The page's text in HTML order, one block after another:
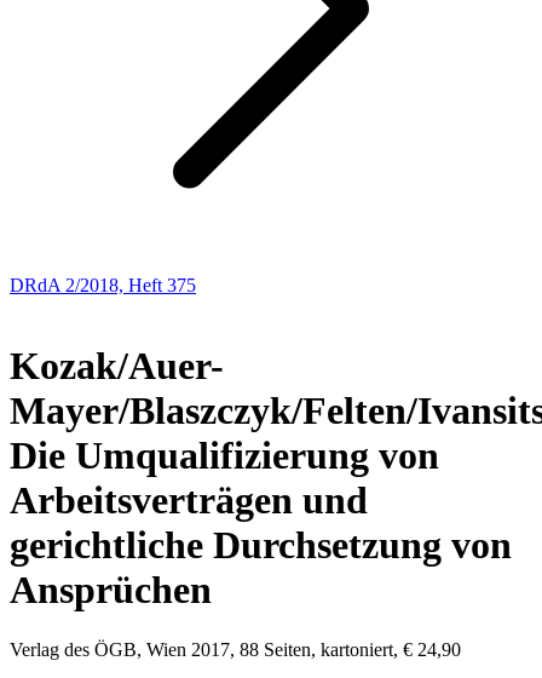
DRdA 2/2018, Heft 375
Kozak/Auer-
Mayer/Blaszczyk/Felten/
Die Umqualifizierung von
Arbeitsverträgen und
gerichtliche Durchsetzung von
Ansprüchen
Verlag des ÖGB, Wien 2017, 88 Seiten, kartoniert, € 24,90